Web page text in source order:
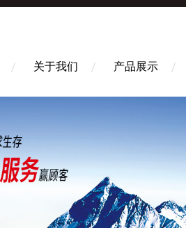
关于我们 产品展示